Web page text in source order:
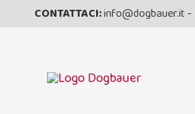
CONTATTACI:info@dogbauer.it -